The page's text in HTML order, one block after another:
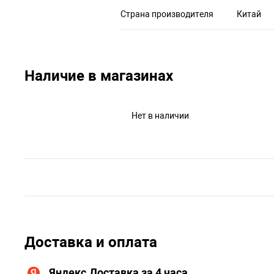
Страна производителя Китай
Наличие в магазинах
Нет в наличии
Доставка и оплата